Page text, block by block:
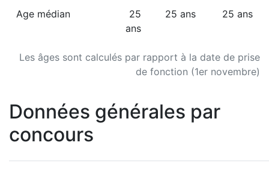
Les âges sont calculés par rapport à la date de prise
de fonction (1er novembre)
Age médian
25
ans
25 ans 25 ans
Données générales par
concours